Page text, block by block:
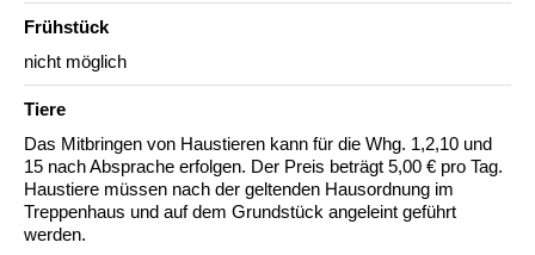
Frühstück
nicht möglich
Tiere
Das Mitbringen von Haustieren kann für die Whg. 1,2,10 und
15 nach Absprache erfolgen. Der Preis beträgt 5,00 € pro Tag.
Haustiere müssen nach der geltenden Hausordnung im
Treppenhaus und auf dem Grundstück angeleint geführt
werden.